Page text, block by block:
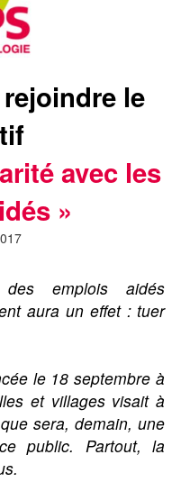
le
avec les
»
emplois aidés
aura un effet : tuer
le 18 septembre à
et villages visait à
sera, demain, une
public. Partout, la